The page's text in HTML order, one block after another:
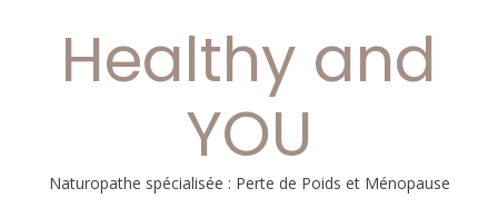
Healthy and
YOU
Naturopathe spécialisée : Perte de Poids et Ménopause